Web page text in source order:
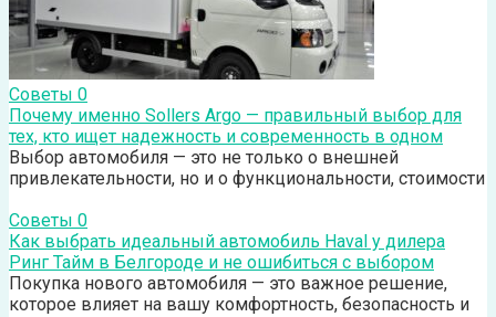
Советы 0
Почему именно Sollers Argo — правильный выбор для
тех, кто ищет надежность и современность в одном
Выбор автомобиля — это не только о внешней
привлекательности, но и о функциональности, стоимости
Советы 0
Как выбрать идеальный автомобиль Haval у дилера
Ринг Тайм в Белгороде и не ошибиться с выбором
Покупка нового автомобиля — это важное решение,
которое влияет на вашу комфортность, безопасность и